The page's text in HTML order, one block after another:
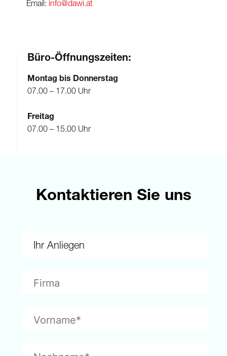
Email: info@dawi.at
Büro-Öffnungszeiten:
Montag bis Donnerstag
07.00 – 17.00 Uhr
Freitag
07.00 – 15.00 Uhr
Kontaktieren Sie uns
Ihr Anliegen